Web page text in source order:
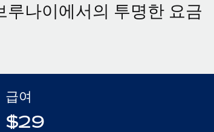
루나이에서의 투명한 요금
급여
$29